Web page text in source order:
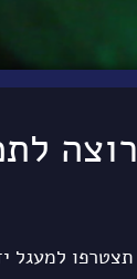
רוצה
תצטרפו למעגל